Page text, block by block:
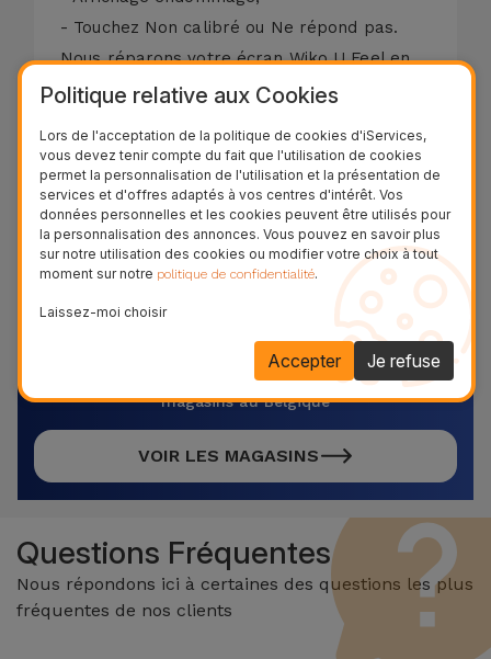
- Touchez Non calibré ou Ne répond pas.
Nous réparons votre écran Wiko U Feel en
seulement 20 minutes. La garantie de
de deux ans sur les fonctions tactiles et LCD.
69,95 € - TVA incluse.
Référence:REP29993
Réparez votre équipement
maintenant !
Découvrez et venez dans l’un de nos plus de 28
magasins au Belgique
VOIR LES MAGASINS
Questions Fréquentes
Nous répondons ici à certaines des questions les plus
fréquentes de nos clients
Politique relative aux Cookies
Lors de l'acceptation de la politique de cookies d'iServices,
vous devez tenir compte du fait que l'utilisation de cookies
permet la personnalisation de l'utilisation et la présentation de
services et d'offres adaptés à vos centres d'intérêt. Vos
données personnelles et les cookies peuvent être utilisés pour
la personnalisation des annonces. Vous pouvez en savoir plus
sur notre utilisation des cookies ou modifier votre choix à tout
moment sur notre politique de confidentialité.
Laissez-moi choisir
Je refuse
Accepter